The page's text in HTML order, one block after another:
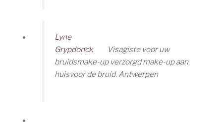
Lyne
Grypdonck
Visagiste voor uw
bruidsmake-up verzorgd make-up aan
huisvoor de bruid. Antwerpen